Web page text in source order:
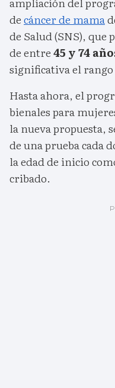
decáncer de mama
de Salud (SNS), que
de entre45 y 74
significativa el rango
Hasta ahora, el
bienales para
la nueva propuesta,
de una prueba cada
la edad de inicio
cribado.